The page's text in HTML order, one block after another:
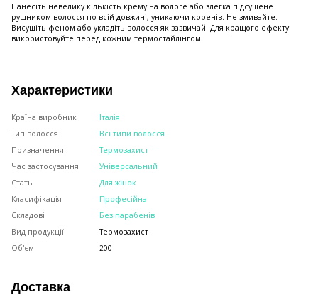
Нанесіть невелику кількість крему на вологе або злегка підсушене
рушником волосся по всій довжині, уникаючи коренів. Не змивайте.
Висушіть феном або укладіть волосся як зазвичай. Для кращого ефекту
використовуйте перед кожним термостайлінгом.
Характеристики
Країна виробник
Італія
Тип волосся
Всі типи волосся
Призначення
Термозахист
Час застосування
Універсальний
Стать
Для жінок
Класифікація
Професійна
Складові
Без парабенів
Вид продукції
Термозахист
Об'єм
200
Доставка